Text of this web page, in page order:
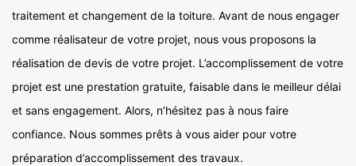
traitement et changement de la toiture. Avant de nous engager
comme réalisateur de votre projet, nous vous proposons la
réalisation de devis de votre projet. L’accomplissement de votre
projet est une prestation gratuite, faisable dans le meilleur délai
et sans engagement. Alors, n’hésitez pas à nous faire
confiance. Nous sommes prêts à vous aider pour votre
préparation d’accomplissement des travaux.